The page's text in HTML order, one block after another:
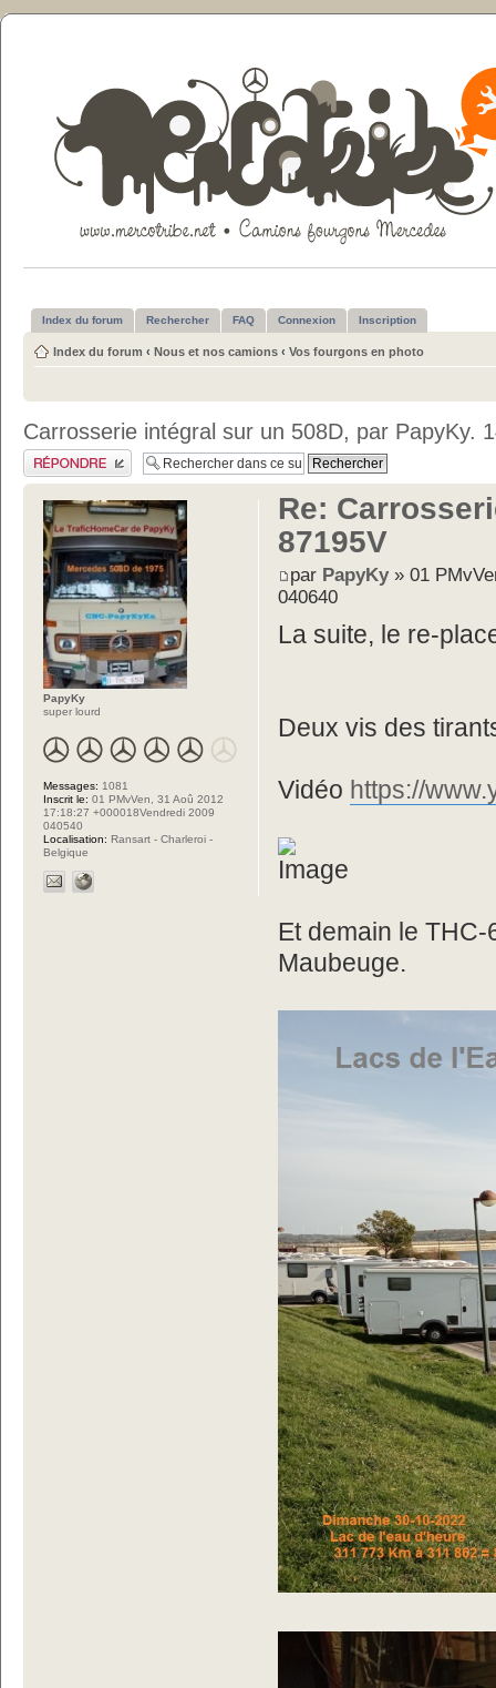
Index du forum Rechercher FAQ Connexion Inscription
Index du forum ‹ Nous et nos camions ‹ Vos fourgons en photo
Carrosserie intégral sur un 508D, par PapyKy.
Publier une réponse
Re:
87195V
par PapyKy» 01
040640
La suite, le re-
Deux vis des
Vidéo https://
Et demain le
Maubeuge.
PapyKy
super lourd
Messages: 1081
Inscrit le: 01 PMvVen, 31 Aoû 2012
17:18:27 +000018Vendredi 2009
040540
Localisation: Ransart - Charleroi -
Belgique